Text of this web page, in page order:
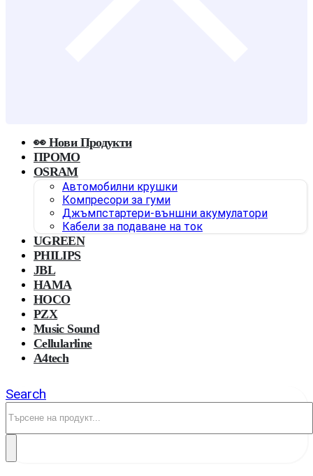
👀 Нови Продукти
ПРОМО
OSRAM
Автомобилни крушки
Компресори за гуми
Джъмпстартери-външни акумулатори
Кабели за подаване на ток
UGREEN
PHILIPS
JBL
HAMA
HOCO
PZX
Music Sound
Cellularline
A4tech
Search